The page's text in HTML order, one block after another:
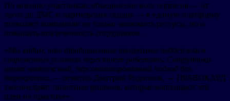
По мнению участников, объединение всех сервисов — от
льгот до ДМС и партнерских скидок — в единую платформу
позволяет компаниям не только экономить ресурсы, но и
повышать вовлеченность сотрудников.
«Мы видим, что традиционные программы поддержки в
современных условиях перестают работать. Сотрудники
ценят комплексный, персонализированный подход без
бюрократии, — отметил Дмитрий Родионов, — ПРАВОКАРД
уже внедряет пилотные решения, которые воплощают эти
идеи на практике».